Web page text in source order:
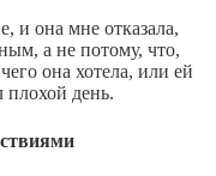
и она мне отказала,
а не потому, что,
она хотела, или ей
плохой день.